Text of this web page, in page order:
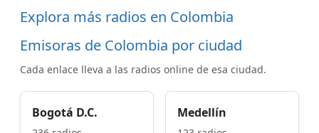
Explora más radios en Colombia
Emisoras de Colombia por ciudad
Cada enlace lleva a las radios online de esa ciudad.
Bogotá D.C. Medellín